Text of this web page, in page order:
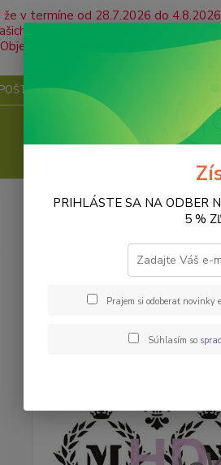
že v termíne od 28.7.2026 do
objednávok Vás prosíme, aby
prijaté počas našej
POŠTOVNÉ KONTAKT
Úvod ŠABLÓNY Plastové
Šablóna HD15
PRIHLÁSTE SA NA ODBER
5 %
Prajem si odoberať novinky
Súhlasím so